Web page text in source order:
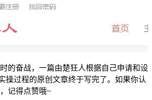
的奋战，一篇由楚狂人根据自己申请和设
操过程的原创文章终于写完了。如果你认
记得点赞哦~